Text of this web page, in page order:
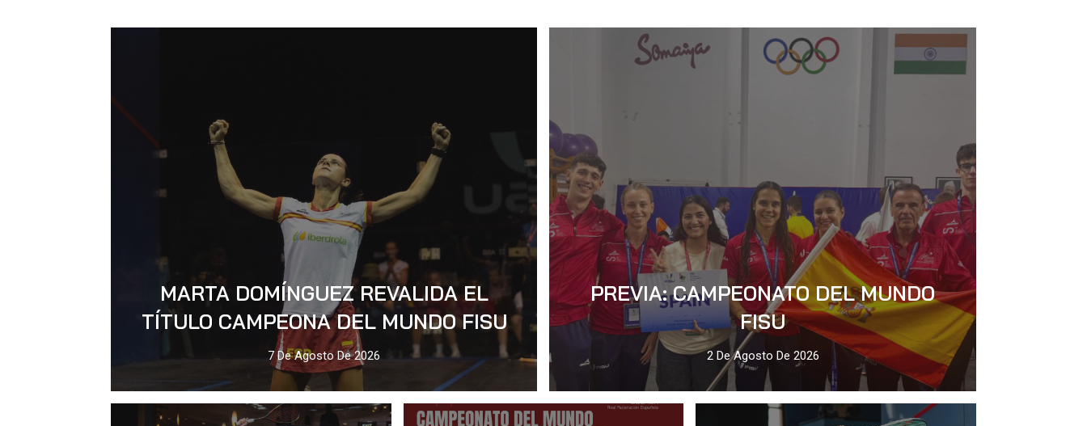
MARTA DOMÍNGUEZ REVALIDA EL
TÍTULO CAMPEONA DEL MUNDO FISU
7 De Agosto De 2026
PREVIA: CAMPEONATO DEL MUNDO
FISU
2 De Agosto De 2026